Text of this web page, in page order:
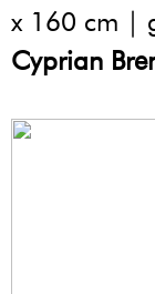
x 160 cm |
Cyprian